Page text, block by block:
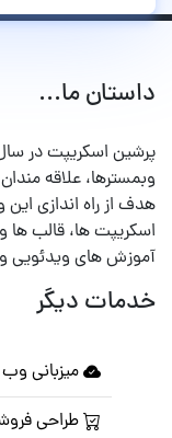
داستان ما...
وبمسترها، علاقه
هدف از راه اندازی
اسکریپت ها، قالب ها
آموزش های ویدئویی و
خدمات دیگر
میزبانی وب
طراحی